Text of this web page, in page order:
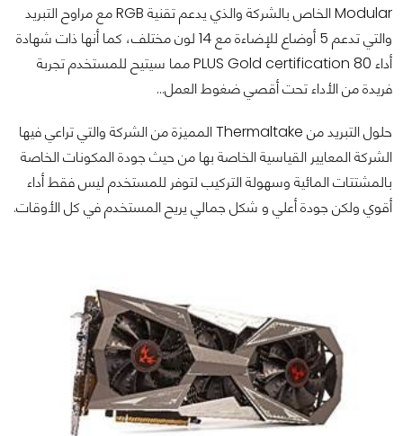
Modular الخاص بالشركة والذي يدعم تقنية RGB مع مراوح التبريد
والتي تدعم 5 أوضاع للإضاءة مع 14 لون مختلف، كما أنها ذات شهادة
أداء 80 PLUS Gold certification مما سيتيح للمستخدم تجربة
فريدة من الأداء تحت أقصي ضغوط العمل...
حلول التبريد من Thermaltake المميزة من الشركة والتي تراعي فيها
الشركة المعايير القياسية الخاصة بها من حيث جودة المكونات الخاصة
بالمشتتات المائية وسهولة التركيب لتوفر للمستخدم ليس فقط أداء
أقوي ولكن جودة أعلي و شكل جمالي يريح المستخدم في كل الأوقات.